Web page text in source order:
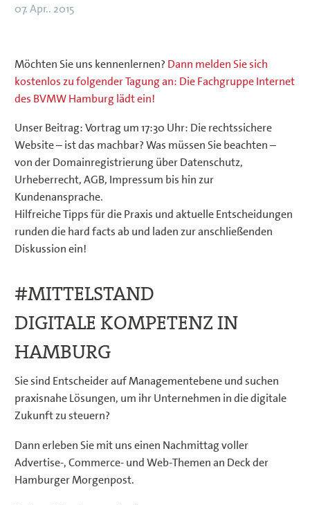
07. Apr.. 2015
Möchten Sie uns kennenlernen? Dann melden Sie sich
kostenlos zu folgender Tagung an: Die Fachgruppe Internet
des BVMW Hamburg lädt ein!
Unser Beitrag: Vortrag um 17:30 Uhr: Die rechtssichere
Website – ist das machbar? Was müssen Sie beachten –
von der Domainregistrierung über Datenschutz,
Urheberrecht, AGB, Impressum bis hin zur
Kundenansprache.
Hilfreiche Tipps für die Praxis und aktuelle Entscheidungen
runden die hard facts ab und laden zur anschließenden
Diskussion ein!
#MITTELSTAND
DIGITALE KOMPETENZ IN
HAMBURG
Sie sind Entscheider auf Managementebene und suchen
praxisnahe Lösungen, um ihr Unternehmen in die digitale
Zukunft zu steuern?
Dann erleben Sie mit uns einen Nachmittag voller
Advertise-, Commerce- und Web-Themen an Deck der
Hamburger Morgenpost.